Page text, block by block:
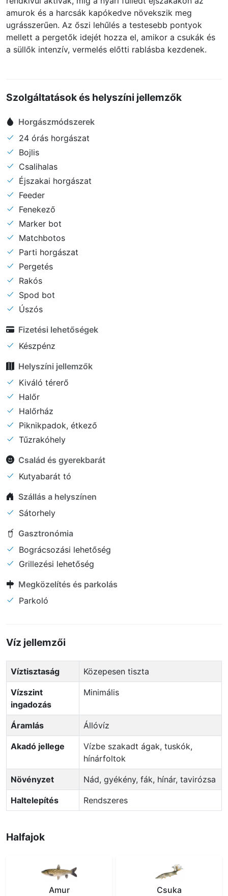
amurok és a harcsák kapókedve növekszik meg
ugrásszerűen. Az őszi lehűlés a testesebb pontyok
mellett a pergetők idejét hozza el, amikor a csukák és
a süllők intenzív, vermelés előtti rablásba kezdenek.
Szolgáltatások és helyszíni jellemzők
Horgászmódszerek
24 órás horgászat
Bojlis
Csalihalas
Éjszakai horgászat
Feeder
Fenekező
Marker bot
Matchbotos
Parti horgászat
Pergetés
Rakós
Spod bot
Úszós
Fizetési lehetőségek
Készpénz
Helyszíni jellemzők
Kiváló térerő
Halőr
Halőrház
Piknikpadok, étkező
Tűzrakóhely
Család és gyerekbarát
Kutyabarát tó
Szállás a helyszínen
Sátorhely
Gasztronómia
Bográcsozási lehetőség
Grillezési lehetőség
Megközelítés és parkolás
Parkoló
Víz jellemzői
Víztisztaság Közepesen tiszta
Vízszint
ingadozás
Minimális
Áramlás Állóvíz
Akadó jellege
Vízbe szakadt ágak, tuskók,
hínárfoltok
Növényzet Nád, gyékény, fák, hínár, tavirózsa
Haltelepítés Rendszeres
Halfajok
Amur Csuka